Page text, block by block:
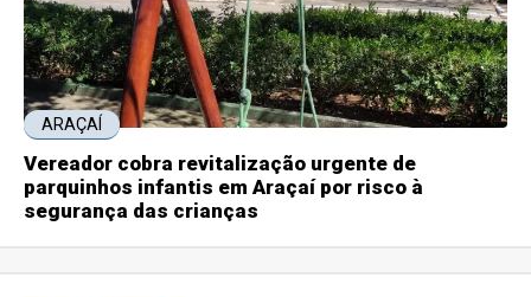
ARAÇAÍ
Vereador cobra revitalização urgente de
parquinhos infantis em Araçaí por risco à
segurança das crianças